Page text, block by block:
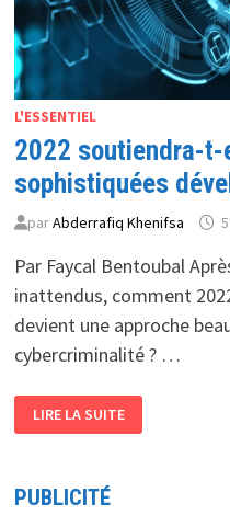
L'ESSENTIEL
2022 soutiendra-
sophistiquées
parAbderrafiq Khenifsa
Par Faycal Bentoubal
inattendus, comment
devient une approche
cybercriminalité ? …
2022
SOUTIENDRA-
T-
CYBERATTAQUES
SOPHISTIQUÉES
LIRE LA SUITE
PUBLICITÉ